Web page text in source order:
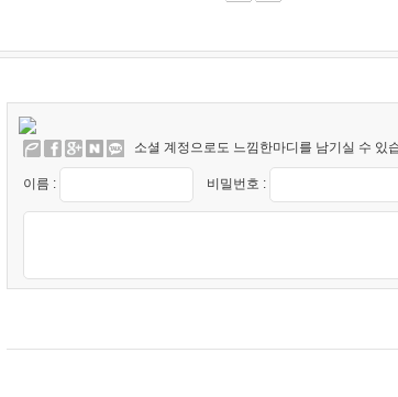
소셜 계정으로도 느낌한마디를 남기실 수 있
이름 : 비밀번호 :